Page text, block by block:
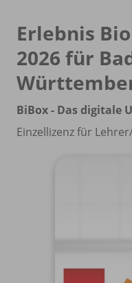
Erlebnis
2026 für
BiBox - Das digitale
Einzellizenz für